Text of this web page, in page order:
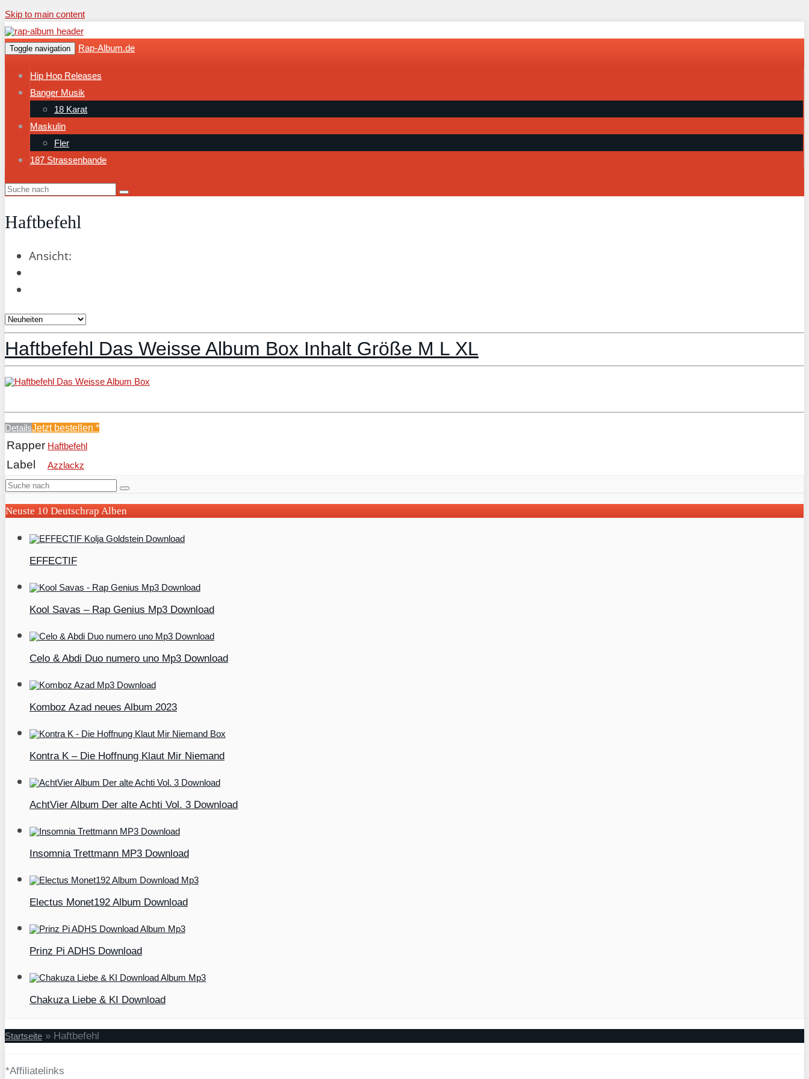
Skip to main content
Toggle navigation Rap-Album.de
Hip Hop Releases
Banger Musik
18 Karat
Maskulin
Fler
187 Strassenbande
Haftbefehl
Ansicht:
Haftbefehl Das Weisse Album Box Inhalt Größe M L XL
DetailsJetzt bestellen *
Rapper Haftbefehl
Label Azzlackz
Neuste 10 Deutschrap Alben
EFFECTIF
Kool Savas – Rap Genius Mp3 Download
Celo & Abdi Duo numero uno Mp3 Download
Komboz Azad neues Album 2023
Kontra K – Die Hoffnung Klaut Mir Niemand
AchtVier Album Der alte Achti Vol. 3 Download
Insomnia Trettmann MP3 Download
Electus Monet192 Album Download
Prinz Pi ADHS Download
Chakuza Liebe & KI Download
Startseite » Haftbefehl
*Affiliatelinks